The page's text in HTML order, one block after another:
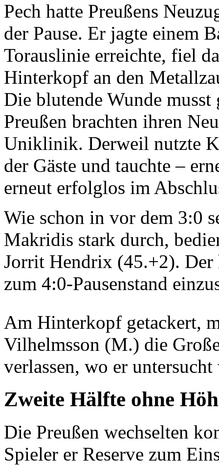
Pech hatte Preußens
der Pause. Er jagte einem
Torauslinie erreichte, fiel
Hinterkopf an den
Die blutende Wunde
Preußen brachten ihren
Uniklinik. Derweil nutzte
der Gäste und tauchte –
erneut erfolglos im
Wie schon in vor dem 3:0
Makridis stark durch,
Jorrit Hendrix (45.+2).
zum 4:0-Pausenstand
Am Hinterkopf getackert,
Vilhelmsson (M.) die
verlassen, wo er
Zweite Hälfte ohne
Die Preußen wechselten
Spieler er Reserve zum